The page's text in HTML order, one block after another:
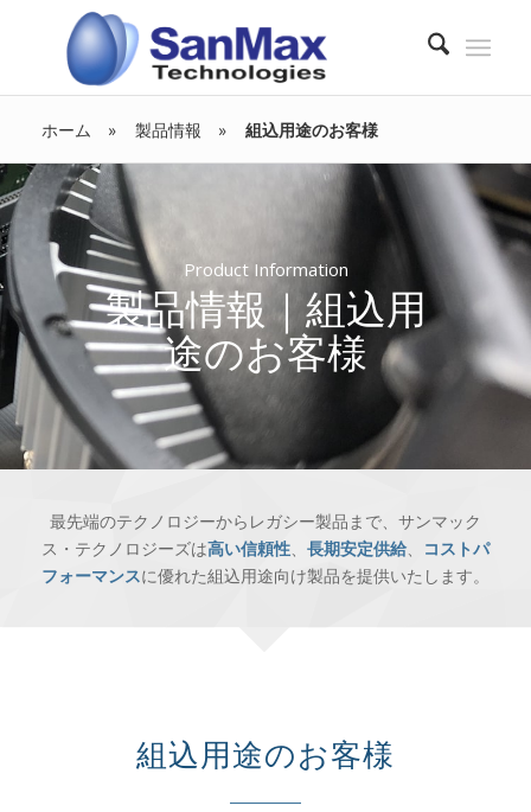
ホーム 製品情報 組込用途のお客様
Product Information
製品情報｜組込用
途のお客様
最先端のテクノロジーからレガシー製品まで、サンマック
ス・テクノロジーズは高い信頼性、 長期安定供給、
コストパ
フォーマンスに優れた組込用途向け製品を提供いたします。
組込用途のお客様